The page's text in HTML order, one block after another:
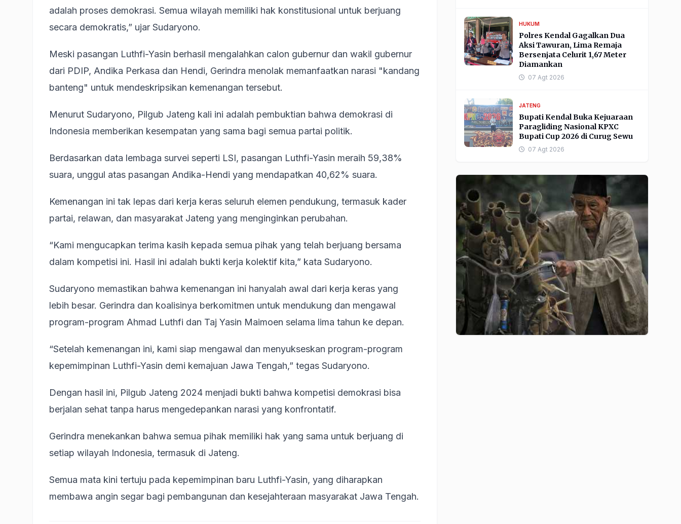
adalah proses demokrasi. Semua wilayah memiliki hak konstitusional untuk berjuang
secara demokratis,” ujar Sudaryono.
Meski pasangan Luthfi-Yasin berhasil mengalahkan calon gubernur dan wakil gubernur
dari PDIP, Andika Perkasa dan Hendi, Gerindra menolak memanfaatkan narasi "kandang
banteng" untuk mendeskripsikan kemenangan tersebut.
Menurut Sudaryono, Pilgub Jateng kali ini adalah pembuktian bahwa demokrasi di
Indonesia memberikan kesempatan yang sama bagi semua partai politik.
Berdasarkan data lembaga survei seperti LSI, pasangan Luthfi-Yasin meraih 59,38%
suara, unggul atas pasangan Andika-Hendi yang mendapatkan 40,62% suara.
Kemenangan ini tak lepas dari kerja keras seluruh elemen pendukung, termasuk kader
partai, relawan, dan masyarakat Jateng yang menginginkan perubahan.
“Kami mengucapkan terima kasih kepada semua pihak yang telah berjuang bersama
dalam kompetisi ini. Hasil ini adalah bukti kerja kolektif kita,” kata Sudaryono.
Sudaryono memastikan bahwa kemenangan ini hanyalah awal dari kerja keras yang
lebih besar. Gerindra dan koalisinya berkomitmen untuk mendukung dan mengawal
program-program Ahmad Luthfi dan Taj Yasin Maimoen selama lima tahun ke depan.
“Setelah kemenangan ini, kami siap mengawal dan menyukseskan program-program
kepemimpinan Luthfi-Yasin demi kemajuan Jawa Tengah,” tegas Sudaryono.
Dengan hasil ini, Pilgub Jateng 2024 menjadi bukti bahwa kompetisi demokrasi bisa
berjalan sehat tanpa harus mengedepankan narasi yang konfrontatif.
Gerindra menekankan bahwa semua pihak memiliki hak yang sama untuk berjuang di
setiap wilayah Indonesia, termasuk di Jateng.
Semua mata kini tertuju pada kepemimpinan baru Luthfi-Yasin, yang diharapkan
membawa angin segar bagi pembangunan dan kesejahteraan masyarakat Jawa Tengah.
HUKUM
Polres Kendal Gagalkan Dua
Aksi Tawuran, Lima Remaja
Bersenjata Celurit 1,67 Meter
Diamankan
07 Agt 2026
JATENG
Bupati Kendal Buka Kejuaraan
Paragliding Nasional KPXC
Bupati Cup 2026 di Curug Sewu
07 Agt 2026